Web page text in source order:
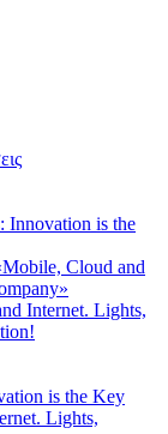
Innovation is the
Cloud and
Internet. Lights,
is the Key
Lights,